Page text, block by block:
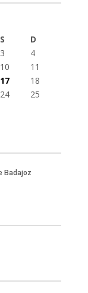
S
D
3
4
10
11
17
18
24
25